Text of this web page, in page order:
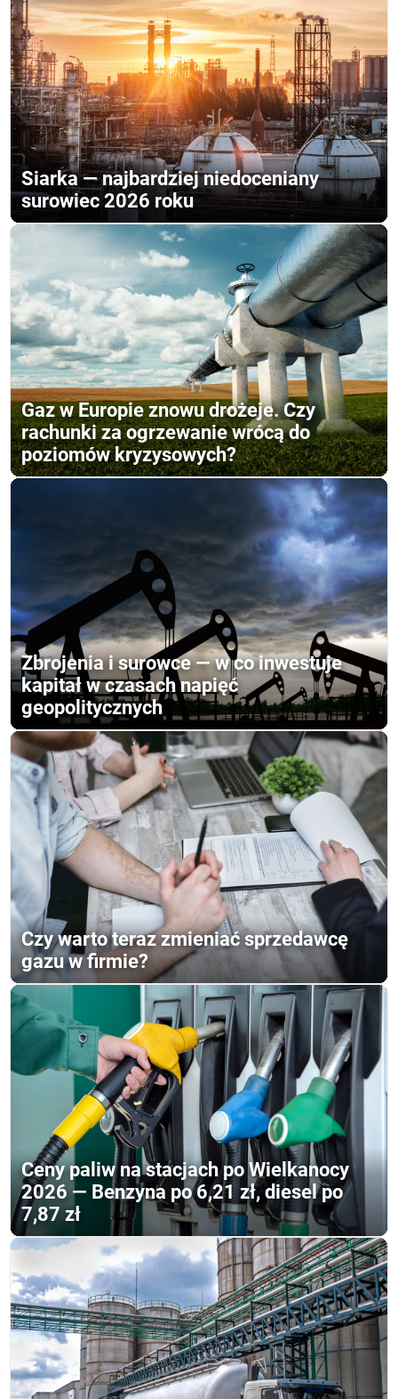
Siarka — najbardziej niedoceniany
surowiec 2026 roku
Gaz w Europie znowu drożeje. Czy
rachunki za ogrzewanie wrócą do
poziomów kryzysowych?
Zbrojenia i surowce — w co inwestuje
kapitał w czasach napięć
geopolitycznych
Czy warto teraz zmieniać sprzedawcę
gazu w firmie?
Ceny paliw na stacjach po Wielkanocy
2026 — Benzyna po 6,21 zł, diesel po
7,87 zł